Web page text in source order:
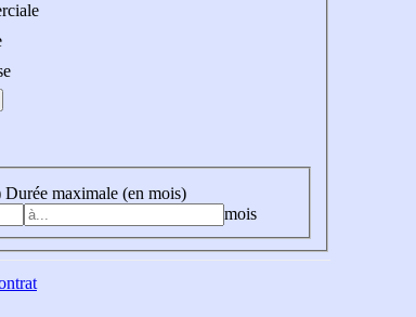
Durée maximale (en mois)
mois